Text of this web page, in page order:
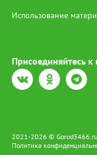
Использование
Присоединяйтесь к
2021-2026 © Gorod3466.ru
Политика